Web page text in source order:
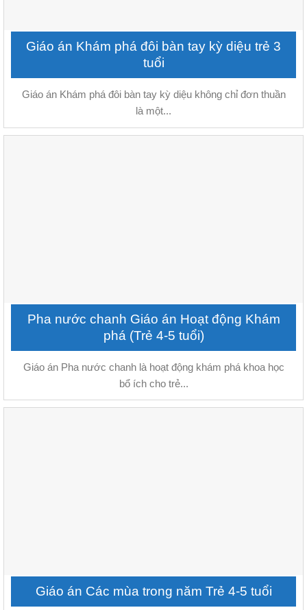
Giáo án Khám phá đôi bàn tay kỳ diệu trẻ 3
tuổi
Giáo án Khám phá đôi bàn tay kỳ diệu không chỉ đơn thuần
là một...
Pha nước chanh Giáo án Hoạt động Khám
phá (Trẻ 4-5 tuổi)
Giáo án Pha nước chanh là hoạt động khám phá khoa học
bổ ích cho trẻ...
Giáo án Các mùa trong năm Trẻ 4-5 tuổi